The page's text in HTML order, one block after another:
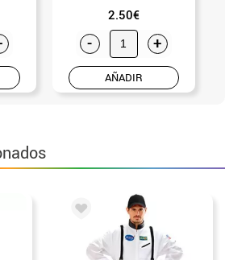
2.50€
- +
AÑADIR